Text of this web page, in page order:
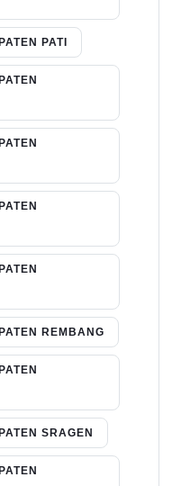
PATI
REMBANG
SRAGEN